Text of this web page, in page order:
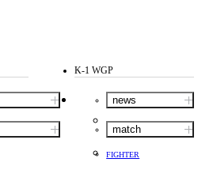
K-1 WGP
news
match
FIGHTER